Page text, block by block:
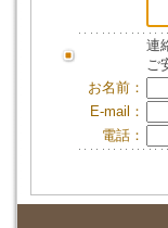
連
ご
お名前：
E-mail：
電話：